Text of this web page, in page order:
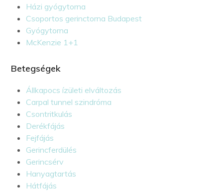
Házi gyógytorna
Csoportos gerinctorna Budapest
Gyógytorna
McKenzie 1+1
Betegségek
Állkapocs ízületi elváltozás
Carpal tunnel szindróma
Csontritkulás
Derékfájás
Fejfájás
Gerincferdülés
Gerincsérv
Hanyagtartás
Hátfájás